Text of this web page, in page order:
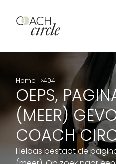
Home 404
OEPS,
(MEER)
COACH
Helaas bestaat de